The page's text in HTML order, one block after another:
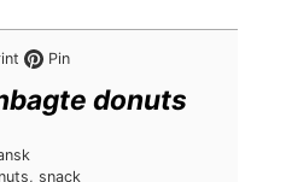
Pin
donuts
snack